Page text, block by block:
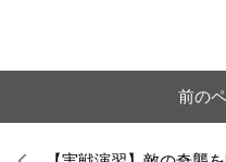
前の